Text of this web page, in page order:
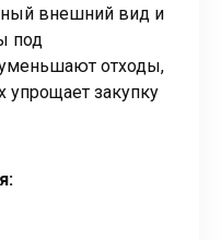
внешний вид и
под
отходы,
закупку